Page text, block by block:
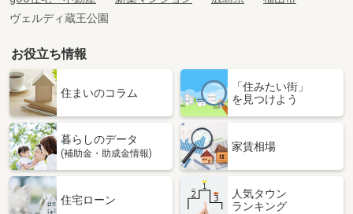
ヴェルディ蔵王公園
お役立ち情報
住まいのコラム
「住みたい街」
を見つけよう
暮らしのデータ
(補助金・助成金情報)
家賃相場
住宅ローン
人気タウン
ランキング